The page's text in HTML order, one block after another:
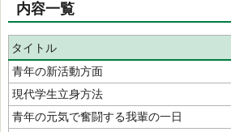
内容一覧
タイトル
青年の新活動方面
現代学生立身方法
青年の元気で奮闘する我輩の一日